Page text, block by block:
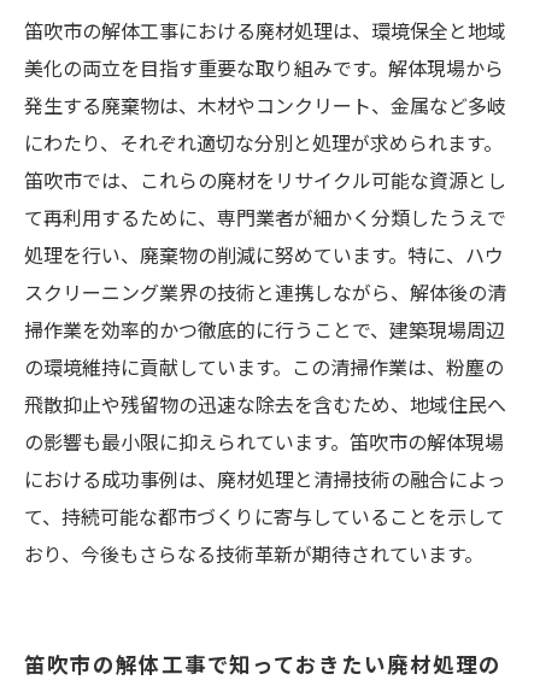
笛吹市の解体工事における廃材処理は、環境保全と地域
美化の両立を目指す重要な取り組みです。解体現場から
発生する廃棄物は、木材やコンクリート、金属など多岐
にわたり、それぞれ適切な分別と処理が求められます。
笛吹市では、これらの廃材をリサイクル可能な資源とし
て再利用するために、専門業者が細かく分類したうえで
処理を行い、廃棄物の削減に努めています。特に、ハウ
スクリーニング業界の技術と連携しながら、解体後の清
掃作業を効率的かつ徹底的に行うことで、建築現場周辺
の環境維持に貢献しています。この清掃作業は、粉塵の
飛散抑止や残留物の迅速な除去を含むため、地域住民へ
の影響も最小限に抑えられています。笛吹市の解体現場
における成功事例は、廃材処理と清掃技術の融合によっ
て、持続可能な都市づくりに寄与していることを示して
おり、今後もさらなる技術革新が期待されています。
笛吹市の解体工事で知っておきたい廃材処理の